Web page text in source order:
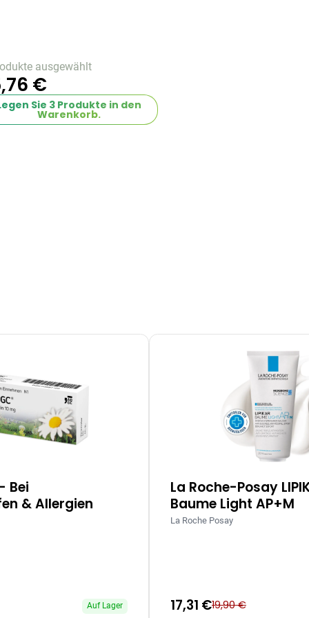
ausgewählt
€
Sie 3 Produkte in den
Warenkorb.
Bei
& Allergien
Auf Lager
La Roche-Posay
Baume Light AP+M
La Roche Posay
17,31 €19,90 €